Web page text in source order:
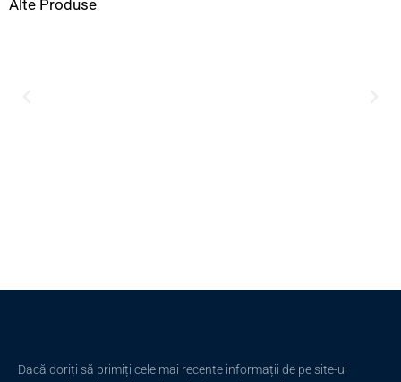
Alte Produse
Dacă doriți să primiți cele mai recente informații de pe site-ul